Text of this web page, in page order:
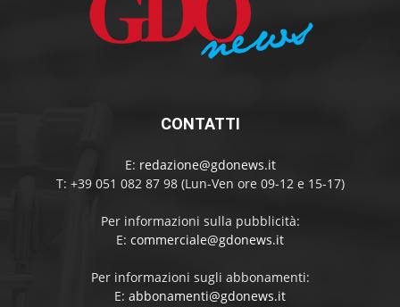
CONTATTI
E: redazione@gdonews.it
T: +39 051 082 87 98 (Lun-Ven ore 09-12 e 15-17)
Per informazioni sulla pubblicità:
E: commerciale@gdonews.it
Per informazioni sugli abbonamenti:
E: abbonamenti@gdonews.it